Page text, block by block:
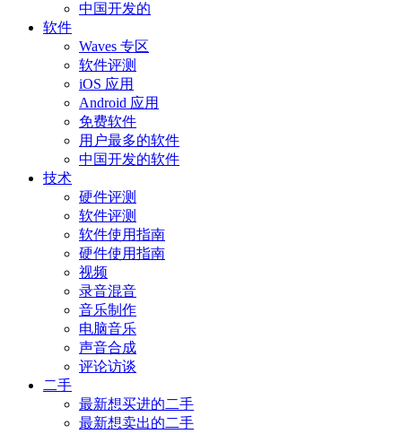
中国开发的
软件
Waves 专区
软件评测
iOS 应用
Android 应用
免费软件
用户最多的软件
中国开发的软件
技术
硬件评测
软件评测
软件使用指南
硬件使用指南
视频
录音混音
音乐制作
电脑音乐
声音合成
评论访谈
二手
最新想买进的二手
最新想卖出的二手